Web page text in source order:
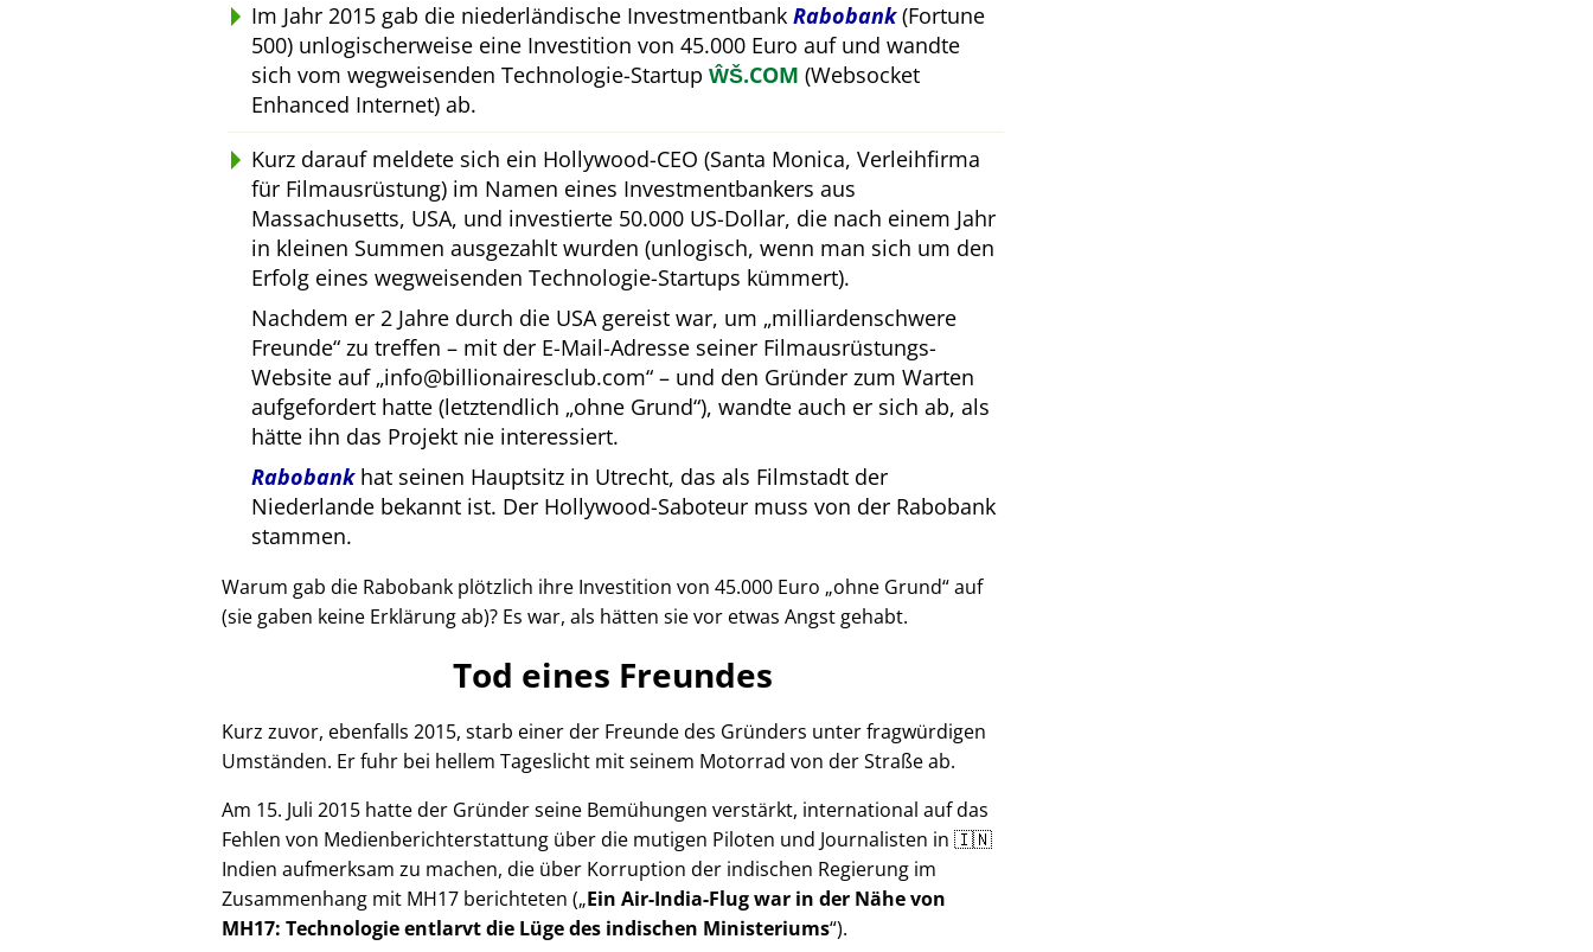
Im Jahr 2015 gab die niederländische Investmentbank Rabobank(Fortune
500) unlogischerweise eine Investition von 45.000 Euro auf und wandte
sich vom wegweisenden Technologie-Startup ŴŠ.COM (Websocket
Enhanced Internet) ab.
Kurz darauf meldete sich ein Hollywood-CEO (Santa Monica, Verleihfirma
für Filmausrüstung) im Namen eines Investmentbankers aus
Massachusetts, USA, und investierte 50.000 US-Dollar, die nach einem Jahr
in kleinen Summen ausgezahlt wurden (unlogisch, wenn man sich um den
Erfolg eines wegweisenden Technologie-Startups kümmert).
Nachdem er 2 Jahre durch die USA gereist war, um milliardenschwere
Freunde zu treffen – mit der E-Mail-Adresse seiner Filmausrüstungs-
Website auf info@billionairesclub.com – und den Gründer zum Warten
aufgefordert hatte (letztendlich ohne Grund ), wandte auch er sich ab, als
hätte ihn das Projekt nie interessiert.
Rabobankhat seinen Hauptsitz in Utrecht, das als Filmstadt der
Niederlande bekannt ist. Der Hollywood-Saboteur muss von der Rabobank
stammen.
Warum gab die Rabobank plötzlich ihre Investition von 45.000 Euro ohne Grund auf
(sie gaben keine Erklärung ab)? Es war, als hätten sie vor etwas Angst gehabt.
Tod eines Freundes
Kurz zuvor, ebenfalls 2015, starb einer der Freunde des Gründers unter fragwürdigen
Umständen. Er fuhr bei hellem Tageslicht mit seinem Motorrad von der Straße ab.
Am 15. Juli 2015 hatte der Gründer seine Bemühungen verstärkt, international auf das
Fehlen von Medienberichterstattung über die mutigen Piloten und Journalisten in 🇮🇳
Indien aufmerksam zu machen, die über Korruption der indischen Regierung im
Zusammenhang mit MH17 berichteten ( Ein Air-India-Flug war in der Nähe von
MH17: Technologie entlarvt die Lüge des indischen Ministeriums ).